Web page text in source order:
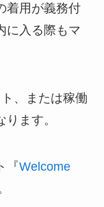
着用が義務付
に入る際もマ
、または稼働
ます。
『Welcome